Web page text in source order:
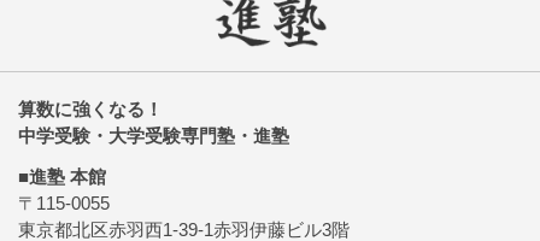
算数に強くなる！
中学受験・大学受験専門塾・進塾
■進塾 本館
〒115-0055
東京都北区赤羽西1-39-1赤羽伊藤ビル3階